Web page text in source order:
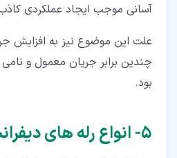
آسانی موجب ایجاد عملکردی
علت این موضوع نیز به افزایش
چندین برابر جریان معمول و نامی
بود.
۵‏- انواع رله های دیفرانسیل